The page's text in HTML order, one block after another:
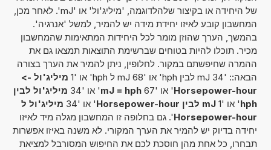
של היחידה או בקיצור שלהלדוגמה, 'מיליג'ול' או 'mJ'. לאחר מכן,
המחשבון קובע לאיזו יחידת מידה יש להמיר, למשל 'אנרגיה'.
בהמשך, הערך שהוזן מומר לכל היחידות המתאימות שהמחשבון
מכיר. תוכלו להיות בטוחים שברשימת התוצאות תמצאו גם את
ההמרה שחיפשתם במקור. לחלופין, ניתן להמיר את הערך בצורה
הבאה:: '34 mJ לבין hph' או '68 mJ ל hph' או '1
מיליג'ול ->
Horsepower-hour' או '67 mJ = hph' או '34
מיליג'ול לבין
hph' או '1 mJ לבין Horsepower-hour ' או '34
מיליג'ול ל
Horsepower-hour'. גם בחלופה זו המחשבון מגלה מיד לאיזו
יחידה בדיוק יש להמיר את הערך המקורי. לא משנה באיזו אפשרות
תבחרו, כל אחת מהן חוסכת לכם את החיפוש המסורבל למציאת